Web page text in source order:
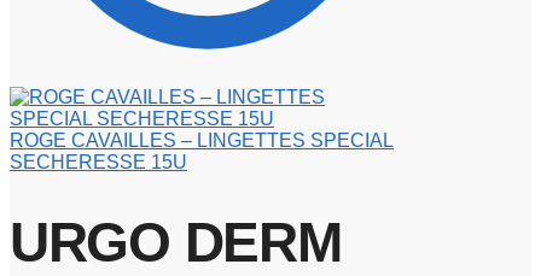
ROGE CAVAILLES – LINGETTES SPECIAL
SECHERESSE 15U
URGO DERM